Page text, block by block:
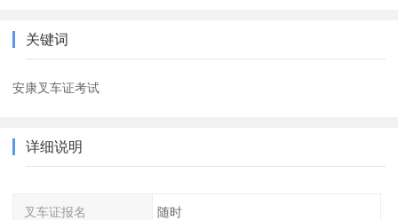
关键词
安康叉车证考试
详细说明
叉车证报名 随时